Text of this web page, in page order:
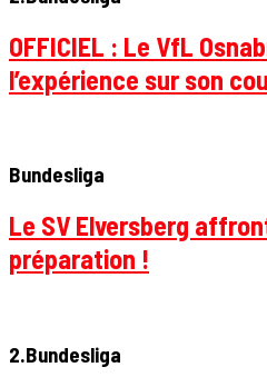
OFFICIEL : Le VfL
l’expérience sur son
Bundesliga
Le SV Elversberg
préparation !
2.Bundesliga